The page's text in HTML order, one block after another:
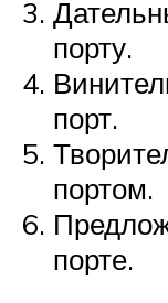
порту.
порт.
портом.
порте.